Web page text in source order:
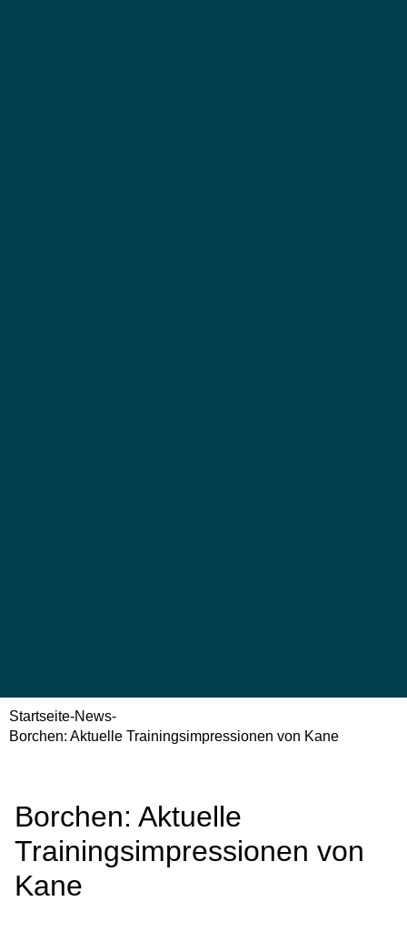
Startseite-News-
Borchen: Aktuelle Trainingsimpressionen von Kane
Borchen: Aktuelle
Trainingsimpressionen von
Kane